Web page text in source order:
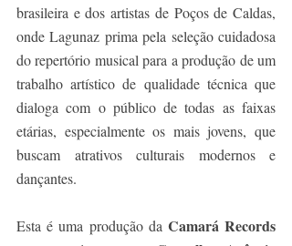
brasileira e dos artistas de Poços de Caldas,
onde Lagunaz prima pela seleção cuidadosa
do repertório musical para a produção de um
trabalho artístico de qualidade técnica que
dialoga com o público de todas as faixas
etárias, especialmente os mais jovens, que
buscam atrativos culturais modernos e
dançantes.
Esta é uma produção da Camará Records